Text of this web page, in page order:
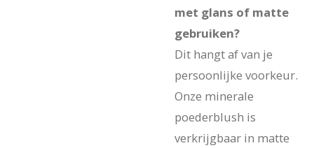
met glans of matte
gebruiken?
Dit hangt af van je
persoonlijke voorkeur.
Onze minerale
poederblush is
verkrijgbaar in matte